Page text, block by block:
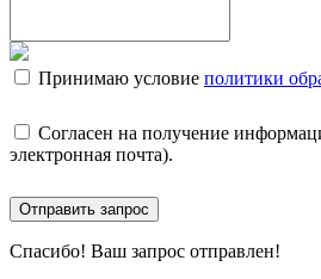
Принимаю условие политики
Согласен на получение
электронная почта).
Отправить запрос
Спасибо! Ваш запрос отправлен!